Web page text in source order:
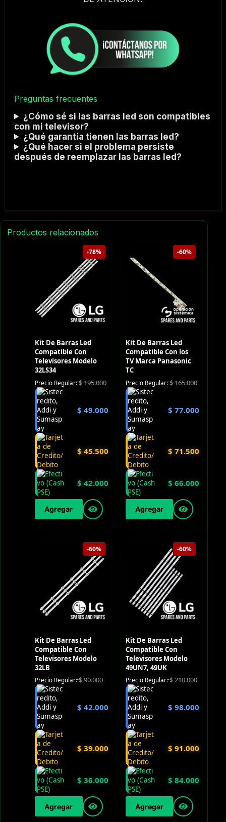
Preguntas frecuentes
¿Cómo sé si las barras led son compatibles
con mi televisor?
¿Qué garantía tienen las barras led?
¿Qué hacer si el problema persiste
después de reemplazar las barras led?
Productos relacionados
-78%
Kit De Barras Led
Compatible Con
Televisores Modelo
32LS34
Precio Regular:$195.000
$ 49.000
$ 45.500
$ 42.000
Agregar
-60%
Kit De Barras Led
Compatible Con los
TV Marca Panasonic
TC
Precio Regular:$165.000
$ 77.000
$ 71.500
$ 66.000
Agregar
-60%
Kit De Barras Led
Compatible Con
Televisores Modelo
32LB
Precio Regular:$90.000
$ 42.000
$ 39.000
$ 36.000
Agregar
-60%
Kit De Barras Led
Compatible Con
Televisores Modelo
49UN7, 49UK
Precio Regular:$210.000
$ 98.000
$ 91.000
$ 84.000
Agregar